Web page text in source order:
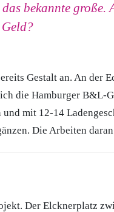
bekannte
Gestalt an. An der
die Hamburger B&L-
mit 12-14
Die Arbeiten
Der Elcknerplatz